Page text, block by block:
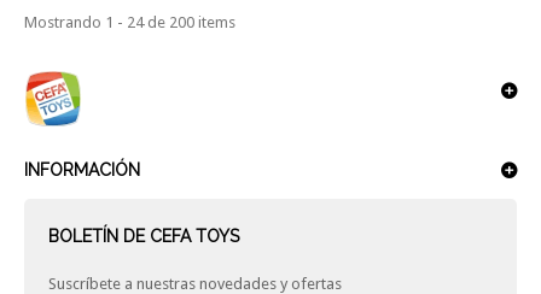
Mostrando 1 - 24 de 200 items
INFORMACIÓN
BOLETÍN DE CEFA TOYS
Suscríbete a nuestras novedades y ofertas